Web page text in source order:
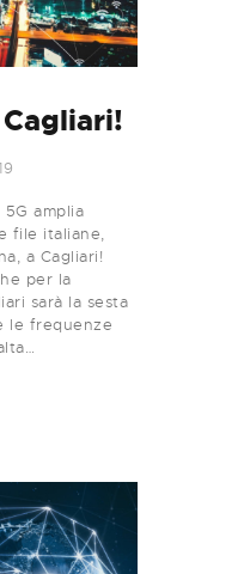
amplia
file italiane,
a Cagliari!
per la
sarà la sesta
le frequenze